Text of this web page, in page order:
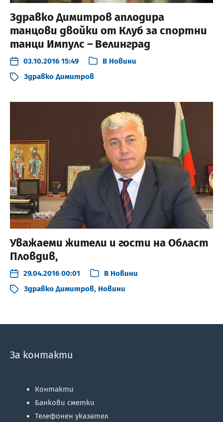
Здравко Димитров аплодира
танцови двойки от Клуб за спортни
танци Импулс – Велинград
03.10.2016 15:49 В Новини
Здравко Димитров
Уважаеми жители и гости на Област
Пловдив,
29.04.2016 00:01 В Новини
Здравко Димитров, Новини
За контакти
Контакти
Банкови сметки
Телефонен указател